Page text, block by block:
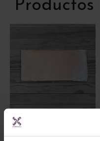
Zellige en stock -
Terracota